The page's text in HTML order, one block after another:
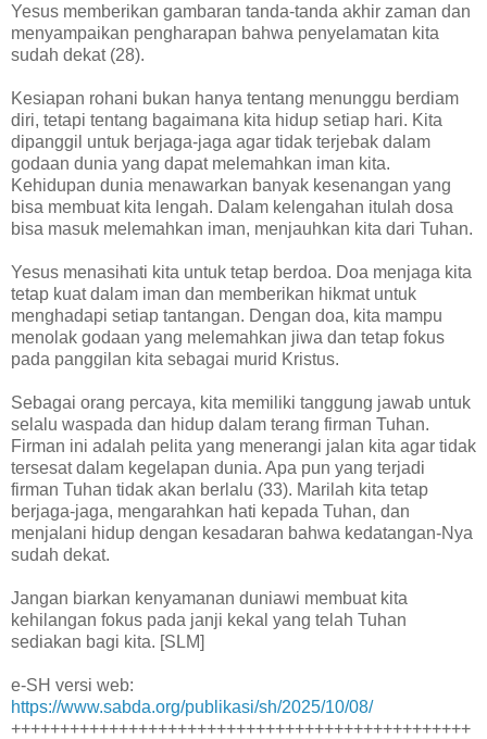
Yesus memberikan gambaran tanda-tanda akhir zaman dan
menyampaikan pengharapan bahwa penyelamatan kita
sudah dekat (28).
Kesiapan rohani bukan hanya tentang menunggu berdiam
diri, tetapi tentang bagaimana kita hidup setiap hari. Kita
dipanggil untuk berjaga-jaga agar tidak terjebak dalam
godaan dunia yang dapat melemahkan iman kita.
Kehidupan dunia menawarkan banyak kesenangan yang
bisa membuat kita lengah. Dalam kelengahan itulah dosa
bisa masuk melemahkan iman, menjauhkan kita dari Tuhan.
Yesus menasihati kita untuk tetap berdoa. Doa menjaga kita
tetap kuat dalam iman dan memberikan hikmat untuk
menghadapi setiap tantangan. Dengan doa, kita mampu
menolak godaan yang melemahkan jiwa dan tetap fokus
pada panggilan kita sebagai murid Kristus.
Sebagai orang percaya, kita memiliki tanggung jawab untuk
selalu waspada dan hidup dalam terang firman Tuhan.
Firman ini adalah pelita yang menerangi jalan kita agar tidak
tersesat dalam kegelapan dunia. Apa pun yang terjadi
firman Tuhan tidak akan berlalu (33). Marilah kita tetap
berjaga-jaga, mengarahkan hati kepada Tuhan, dan
menjalani hidup dengan kesadaran bahwa kedatangan-Nya
sudah dekat.
Jangan biarkan kenyamanan duniawi membuat kita
kehilangan fokus pada janji kekal yang telah Tuhan
sediakan bagi kita. [SLM]
e-SH versi web:
https://www.sabda.org/publikasi/sh/2025/10/08/
+++++++++++++++++++++++++++++++++++++++++++++++